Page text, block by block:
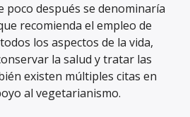
poco después se denominaría
recomienda el empleo de
los aspectos de la vida,
la salud y tratar las
existen múltiples citas en
al vegetarianismo.